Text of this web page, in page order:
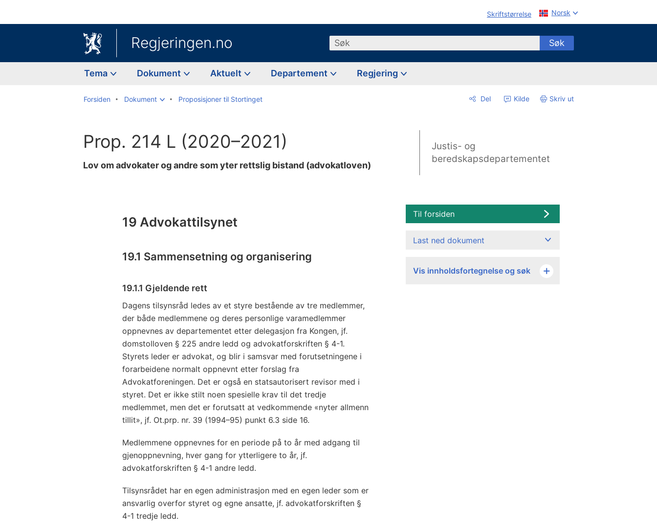
Skriftstørrelse Norsk
Regjeringen.no Søk Søk
Tema Dokument Aktuelt Departement Regjering
Forsiden Dokument Proposisjoner til Stortinget Del Kilde Skriv ut
Prop. 214 L (2020–2021)
Lov om advokater og andre som yter rettslig bistand (advokatloven)
Justis- og
beredskapsdepartementet
19 Advokattilsynet
19.1 Sammensetning og organisering
19.1.1 Gjeldende rett
Dagens tilsynsråd ledes av et styre bestående av tre medlemmer,
der både medlemmene og deres personlige varamedlemmer
oppnevnes av departementet etter delegasjon fra Kongen, jf.
domstolloven § 225 andre ledd og advokatforskriften § 4-1.
Styrets leder er advokat, og blir i samsvar med forutsetningene i
forarbeidene normalt oppnevnt etter forslag fra
Advokatforeningen. Det er også en statsautorisert revisor med i
styret. Det er ikke stilt noen spesielle krav til det tredje
medlemmet, men det er forutsatt at vedkommende «nyter allmenn
tillit», jf. Ot.prp. nr. 39 (1994–95) punkt 6.3 side 16.
Medlemmene oppnevnes for en periode på to år med adgang til
gjenoppnevning, hver gang for ytterligere to år, jf.
advokatforskriften § 4-1 andre ledd.
Tilsynsrådet har en egen administrasjon med en egen leder som er
ansvarlig overfor styret og egne ansatte, jf. advokatforskriften §
4-1 tredje ledd.
Til forsiden
Last ned dokument
Vis innholdsfortegnelse og søk